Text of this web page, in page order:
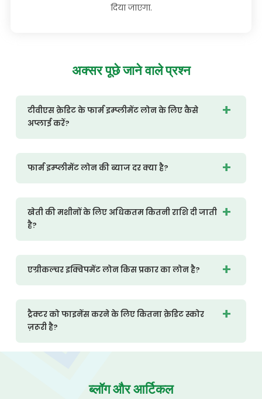
दिया जाएगा.
अक्सरपूछे जाने वाले प्रश्न
टीवीएस क्रेडिट के फार्म इम्प्लीमेंट लोन के लिए कैसे
अप्लाई करें?
फार्म इम्प्लीमेंट लोन की ब्याज दर क्या है?
खेती की मशीनों के लिए अधिकतम कितनी राशि दी जाती
है?
एग्रीकल्चर इक्विपमेंट लोन किस प्रकार का लोन है?
ट्रैक्टर को फाइनेंस करने के लिए कितना क्रेडिट स्कोर
ज़रूरी है?
ब्लॉग औरआर्टिकल